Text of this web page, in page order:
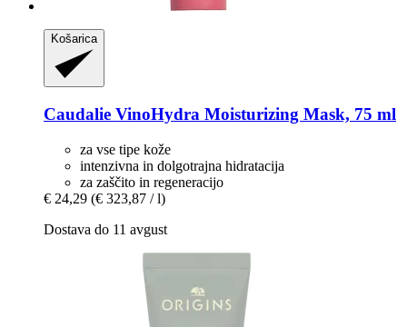
Košarica
Caudalie VinoHydra Moisturizing Mask, 75 ml
za vse tipe kože
intenzivna in dolgotrajna hidratacija
za zaščito in regeneracijo
€ 24,29 (€ 323,87 / l)
Dostava do 11 avgust